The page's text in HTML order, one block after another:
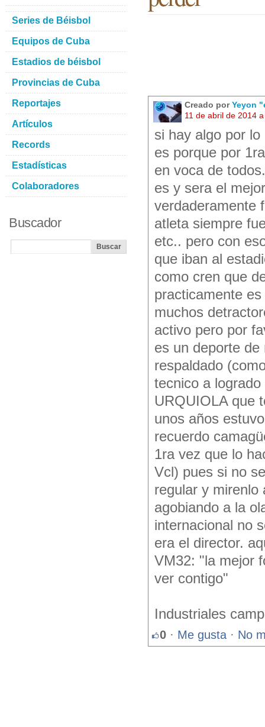
Creado porYeyon
11 de abril de 2014
si hay algo por
es porque por
en voca de
es y sera el
verdaderamente
atleta siempre
etc.. pero con
que iban al
como cren que
practicamente
muchos
activo pero por
es un deporte
respaldado
tecnico a
URQUIOLA que
unos años
recuerdo
1ra vez que lo
Vcl) pues si no
regular y mirenlo
agobiando a la
internacional no
era el director.
VM32: "la mejor
ver contigo"
Industriales
0 · Me gusta · No
Series de Béisbol
Equipos de Cuba
Estadios de béisbol
Provincias de Cuba
Reportajes
Artículos
Records
Estadísticas
Colaboradores
Buscador